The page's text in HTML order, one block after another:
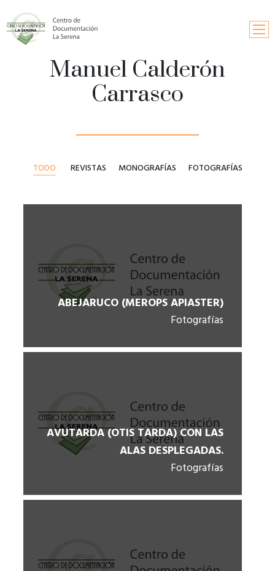
Información y contactos
Solicitud de publicaciones
Manuel Calderón
Carrasco
TODO REVISTAS MONOGRAFÍAS FOTOGRAFÍAS
ABEJARUCO (MEROPS APIASTER)
Fotografías
AVUTARDA (OTIS TARDA) CON LAS
ALAS DESPLEGADAS.
Fotografías